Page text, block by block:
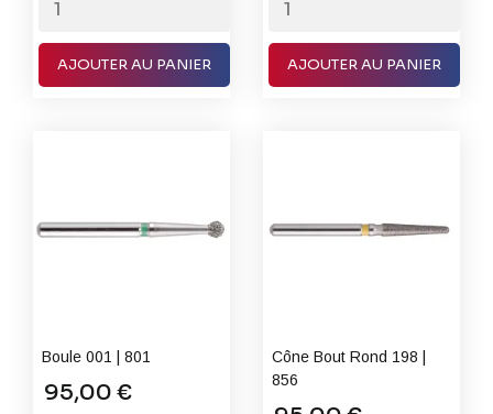
AJOUTER AU PANIER AJOUTER AU PANIER
Boule 001 | 801
95,00 €
Cône Bout Rond 198 |
856